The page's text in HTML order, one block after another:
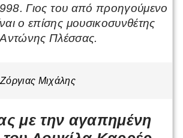
Γιος του από προηγούμενο
ο επίσης μουσικοσυνθέτης
Αντώνης Πλέσσας.
Μιχάλης
με την αγαπημένη